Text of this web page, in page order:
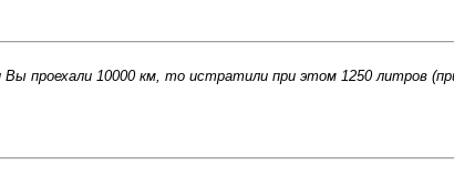
проехали 10000 км, то истратили при этом 1250 литров